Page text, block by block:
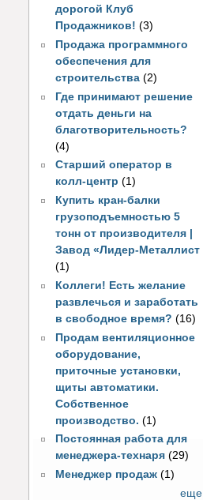
дорогой Клуб
Продажников! (3)
Продажа программного
обеспечения для
строительства (2)
Где принимают решение
отдать деньги на
благотворительность?
(4)
Старший оператор в
колл-центр (1)
Купить кран-балки
грузоподъемностью 5
тонн от производителя |
Завод «Лидер-Металлист
(1)
Коллеги! Есть желание
развлечься и заработать
в свободное время? (16)
Продам вентиляционное
оборудование,
приточные установки,
щиты автоматики.
Собственное
производство. (1)
Постоянная работа для
менеджера-технаря (29)
Менеджер продаж (1)
еще